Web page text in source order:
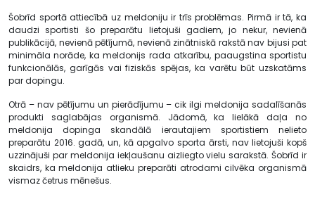
Šobrīd sportā attiecībā uz meldoniju ir trīs problēmas. Pirmā ir tā, ka
daudzi sportisti šo preparātu lietojuši gadiem, jo nekur, nevienā
publikācijā, nevienā pētījumā, nevienā zinātniskā rakstā nav bijusi pat
minimāla norāde, ka meldonijs rada atkarību, paaugstina sportistu
funkcionālās, garīgās vai fiziskās spējas, ka varētu būt uzskatāms
par dopingu.
Otrā – nav pētījumu un pierādījumu – cik ilgi meldonija sadalīšanās
produkti saglabājas organismā. Jādomā, ka lielākā daļa no
meldonija dopinga skandālā ierautajiem sportistiem nelieto
preparātu 2016. gadā, un, kā apgalvo sporta ārsti, nav lietojuši kopš
uzzinājuši par meldonija iekļaušanu aizliegto vielu sarakstā. Šobrīd ir
skaidrs, ka meldonija atlieku preparāti atrodami cilvēka organismā
vismaz četrus mēnešus.